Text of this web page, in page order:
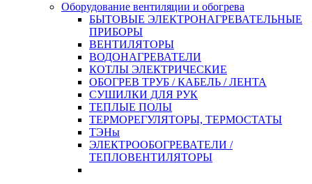
Оборудование вентиляции и обогрева
БЫТОВЫЕ ЭЛЕКТРОНАГРЕВАТЕЛЬНЫЕ
ПРИБОРЫ
ВЕНТИЛЯТОРЫ
ВОДОНАГРЕВАТЕЛИ
КОТЛЫ ЭЛЕКТРИЧЕСКИЕ
ОБОГРЕВ ТРУБ / КАБЕЛЬ / ЛЕНТА
СУШИЛКИ ДЛЯ РУК
ТЕПЛЫЕ ПОЛЫ
ТЕРМОРЕГУЛЯТОРЫ, ТЕРМОСТАТЫ
ТЭНы
ЭЛЕКТРООБОГРЕВАТЕЛИ /
ТЕПЛОВЕНТИЛЯТОРЫ